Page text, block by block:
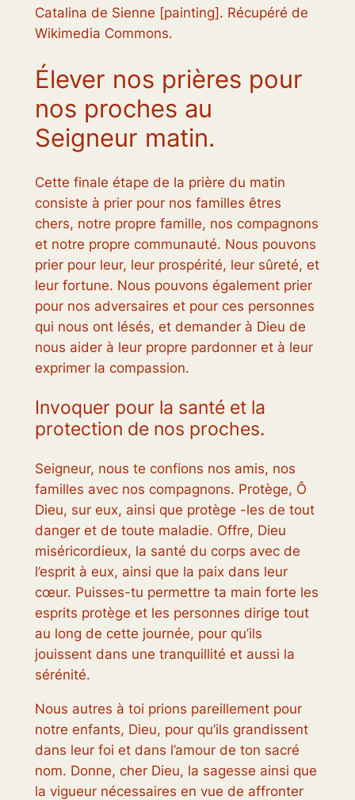
Catalina de Sienne [painting]. Récupéré de
Wikimedia Commons.
Élever nos prières pour
nos proches au
Seigneur matin.
Cette finale étape de la prière du matin
consiste à prier pour nos familles êtres
chers, notre propre famille, nos compagnons
et notre propre communauté. Nous pouvons
prier pour leur, leur prospérité, leur sûreté, et
leur fortune. Nous pouvons également prier
pour nos adversaires et pour ces personnes
qui nous ont lésés, et demander à Dieu de
nous aider à leur propre pardonner et à leur
exprimer la compassion.
Invoquer pour la santé et la
protection de nos proches.
Seigneur, nous te confions nos amis, nos
familles avec nos compagnons. Protège, Ô
Dieu, sur eux, ainsi que protège -les de tout
danger et de toute maladie. Offre, Dieu
miséricordieux, la santé du corps avec de
l’esprit à eux, ainsi que la paix dans leur
cœur. Puisses-tu permettre ta main forte les
esprits protège et les personnes dirige tout
au long de cette journée, pour qu’ils
jouissent dans une tranquillité et aussi la
sérénité.
Nous autres à toi prions pareillement pour
notre enfants, Dieu, pour qu’ils grandissent
dans leur foi et dans l’amour de ton sacré
nom. Donne, cher Dieu, la sagesse ainsi que
la vigueur nécessaires en vue de affronter